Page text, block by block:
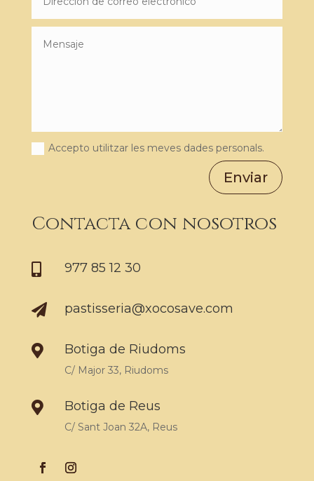
Accepto utilitzar les meves dades personals.
Enviar
Contacta con nosotros
 977 85 12 30
 pastisseria@xocosave.com
 Botiga de Riudoms
C/ Major 33, Riudoms
 Botiga de Reus
C/ Sant Joan 32A, Reus